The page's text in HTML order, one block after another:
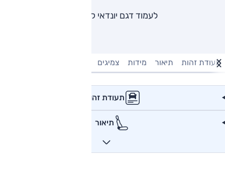
לעמוד דגם יונדאי קונה
תעודת זהות תיאור מידות צמיגים
תעודת זהות
תיאור